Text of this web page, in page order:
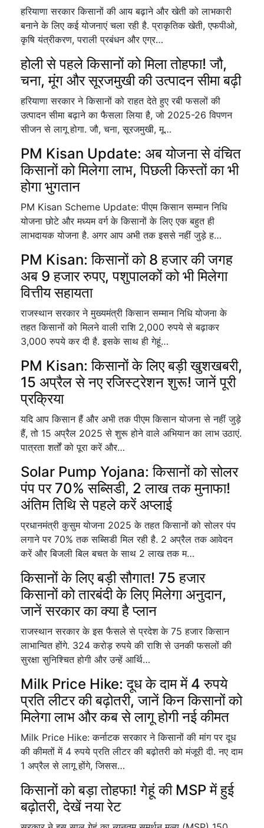
हरियाणा सरकार किसानों की आय बढ़ाने और खेती को लाभकारी
बनाने के लिए कई योजनाएं चला रही है. प्राकृतिक खेती, एफपीओ,
कृषि यंत्रीकरण, पराली प्रबंधन और एग्र…
होली से पहले किसानों को मिला तोहफा! जौ,
चना, मूंग और सूरजमुखी की उत्पादन सीमा बढ़ी
हरियाणा सरकार ने किसानों को राहत देते हुए रबी फसलों की
उत्पादन सीमा बढ़ाने का फैसला लिया है, जो 2025-26 विपणन
सीजन से लागू होगा. जौ, चना, सूरजमुखी, मू…
PM Kisan Update: अब योजना से वंचित
किसानों को मिलेगा लाभ, पिछली किस्तों का भी
होगा भुगतान
PM Kisan Scheme Update: पीएम किसान सम्मान निधि
योजना छोटे और मध्यम वर्ग के किसानों के लिए एक बहुत ही
लाभदायक योजना है. अगर आप अभी तक इससे नहीं जुड़े ह…
PM Kisan: किसानों को 8 हजार की जगह
अब 9 हजार रुपए, पशुपालकों को भी मिलेगा
वित्तीय सहायता
राजस्थान सरकार ने मुख्यमंत्री किसान सम्मान निधि योजना के
तहत किसानों को मिलने वाली राशि 2,000 रुपये से बढ़ाकर
3,000 रुपये कर दी है. इसके साथ ही गेहूं…
PM Kisan: किसानों के लिए बड़ी खुशखबरी,
15 अप्रैल से नए रजिस्ट्रेशन शुरू! जानें पूरी
प्रक्रिया
यदि आप किसान हैं और अभी तक पीएम किसान योजना से नहीं जुड़े
हैं, तो 15 अप्रैल 2025 से शुरू होने वाले अभियान का लाभ उठाएं.
पात्रता शर्तों को पूरा करें और…
Solar Pump Yojana: किसानों को सोलर
पंप पर 70% सब्सिडी, 2 लाख तक मुनाफा!
अंतिम तिथि से पहले करें अप्लाई
प्रधानमंत्री कुसुम योजना 2025 के तहत किसानों को सोलर पंप
लगाने पर 70% तक सब्सिडी मिल रही है. 2 अप्रैल तक आवेदन
करें और बिजली बिल बचत के साथ 2 लाख तक म…
किसानों के लिए बड़ी सौगात! 75 हजार
किसानों को तारबंदी के लिए मिलेगा अनुदान,
जानें सरकार का क्या है प्लान
राजस्थान सरकार के इस फैसले से प्रदेश के 75 हजार किसान
लाभान्वित होंगे. 324 करोड़ रुपये की राशि से उनकी फसलों की
सुरक्षा सुनिश्चित होगी और उन्हें आर्थि…
Milk Price Hike: दूध के दाम में 4 रुपये
प्रति लीटर की बढ़ोतरी, जानें किन किसानों को
मिलेगा लाभ और कब से लागू होगी नई कीमत
Milk Price Hike: कर्नाटक सरकार ने किसानों की मांग पर दूध
की कीमतों में 4 रुपये प्रति लीटर की बढ़ोतरी को मंजूरी दी. नए दाम
1 अप्रैल से लागू होंगे, जिसस…
किसानों को बड़ा तोहफा! गेहूं की MSP में हुई
बढ़ोतरी, देखें नया रेट